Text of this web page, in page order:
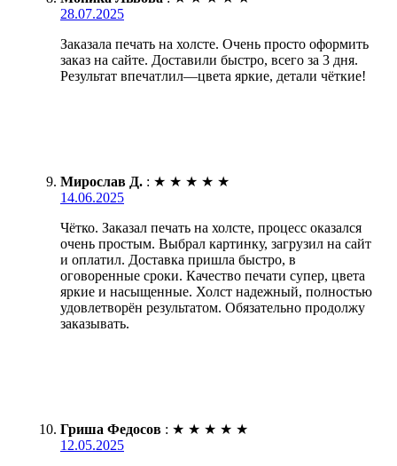
28.07.2025
Заказала печать на холсте. Очень просто оформить
заказ на сайте. Доставили быстро, всего за 3 дня.
Результат впечатлил—цвета яркие, детали чёткие!
Мирослав Д. : ★ ★ ★ ★ ★
14.06.2025
Чётко. Заказал печать на холсте, процесс оказался
очень простым. Выбрал картинку, загрузил на сайт
и оплатил. Доставка пришла быстро, в
оговоренные сроки. Качество печати супер, цвета
яркие и насыщенные. Холст надежный, полностью
удовлетворён результатом. Обязательно продолжу
заказывать.
Гриша Федосов : ★ ★ ★ ★ ★
12.05.2025